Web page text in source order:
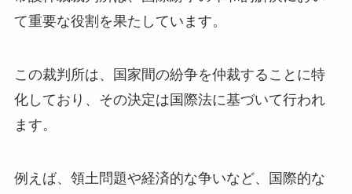
て重要な役割を果たしています。
この裁判所は、国家間の紛争を仲裁することに特
化しており、その決定は国際法に基づいて行われ
ます。
例えば、領土問題や経済的な争いなど、国際的な